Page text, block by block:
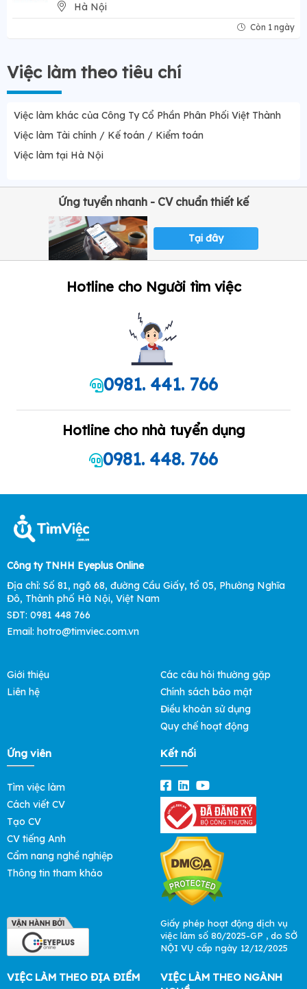
Hà Nội
Còn 1 ngày
Việc làm theo tiêu chí
Việc làm khác của Công Ty Cổ Phần Phân Phối Việt Thành
Việc làm Tài chính / Kế toán / Kiểm toán
Việc làm tại Hà Nội
Ứng tuyển nhanh - CV chuẩn thiết kế
Tại đây
Hotline cho Người tìm việc
0981. 441. 766
Hotline cho nhà tuyển dụng
0981. 448. 766
Công ty TNHH Eyeplus Online
Địa chỉ: Số 81, ngõ 68, đường Cầu Giấy, tổ 05, Phường Nghĩa
Đô, Thành phố Hà Nội, Việt Nam
SĐT: 0981 448 766
Email: hotro@timviec.com.vn
Giới thiệu
Liên hệ
Các câu hỏi thường gặp
Chính sách bảo mật
Điều khoản sử dụng
Quy chế hoạt động
Ứng viên
Tìm việc làm
Cách viết CV
Tạo CV
CV tiếng Anh
Cẩm nang nghề nghiệp
Thông tin tham khảo
Kết nối
Giấy phép hoạt động dịch vụ
việc làm số 80/2025-GP , do SỞ
NỘI VỤ cấp ngày 12/12/2025
VIỆC LÀM THEO ĐỊA ĐIỂM
VIỆC LÀM THEO NGÀNH